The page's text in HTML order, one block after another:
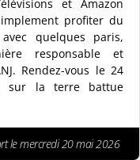
et Amazon
profiter du
quelques paris,
responsable et
Rendez-vous le 24
sur la terre battue
le mercredi 20 mai 2026